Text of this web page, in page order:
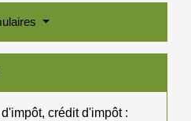
crédit d'impôt :